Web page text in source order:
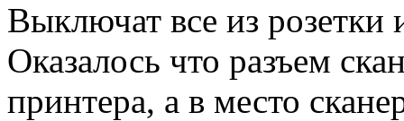
Выключат все из розетки
Оказалось что разъем
принтера, а в место